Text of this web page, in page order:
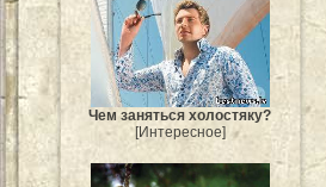
Чем заняться холостяку?
[Интересное]